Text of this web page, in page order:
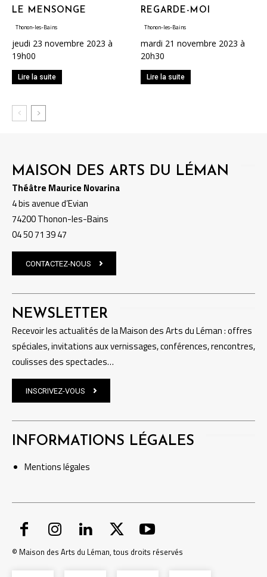
LE MENSONGE
Thonon-les-Bains
jeudi 23 novembre 2023 à
19h00
Lire la suite
REGARDE-MOI
Thonon-les-Bains
mardi 21 novembre 2023 à
20h30
Lire la suite
MAISON DES ARTS DU LÉMAN
Théâtre Maurice Novarina
4 bis avenue d’Evian
74200 Thonon-les-Bains
04 50 71 39 47
CONTACTEZ-NOUS
NEWSLETTER
Recevoir les actualités de la Maison des Arts du Léman : offres
spéciales, invitations aux vernissages, conférences, rencontres,
coulisses des spectacles…
INSCRIVEZ-VOUS
INFORMATIONS LÉGALES
Mentionslégales
© Maison des Arts du Léman, tous droits réservés